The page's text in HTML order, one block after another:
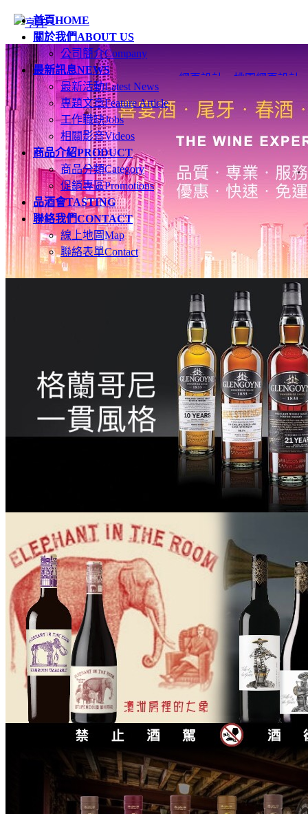
首頁HOME
關於我們ABOUT US
公司簡介Company
最新訊息NEWS
最新活動Latest News
專題文章Feature Article
工作職缺Jobs
相關影音Videos
商品介紹PRODUCT
商品分類Category
促銷專區Promotions
品酒會TASTING
聯絡我們CONTACT
線上地圖Map
聯絡表單Contact
網頁設計 桃園網頁設計